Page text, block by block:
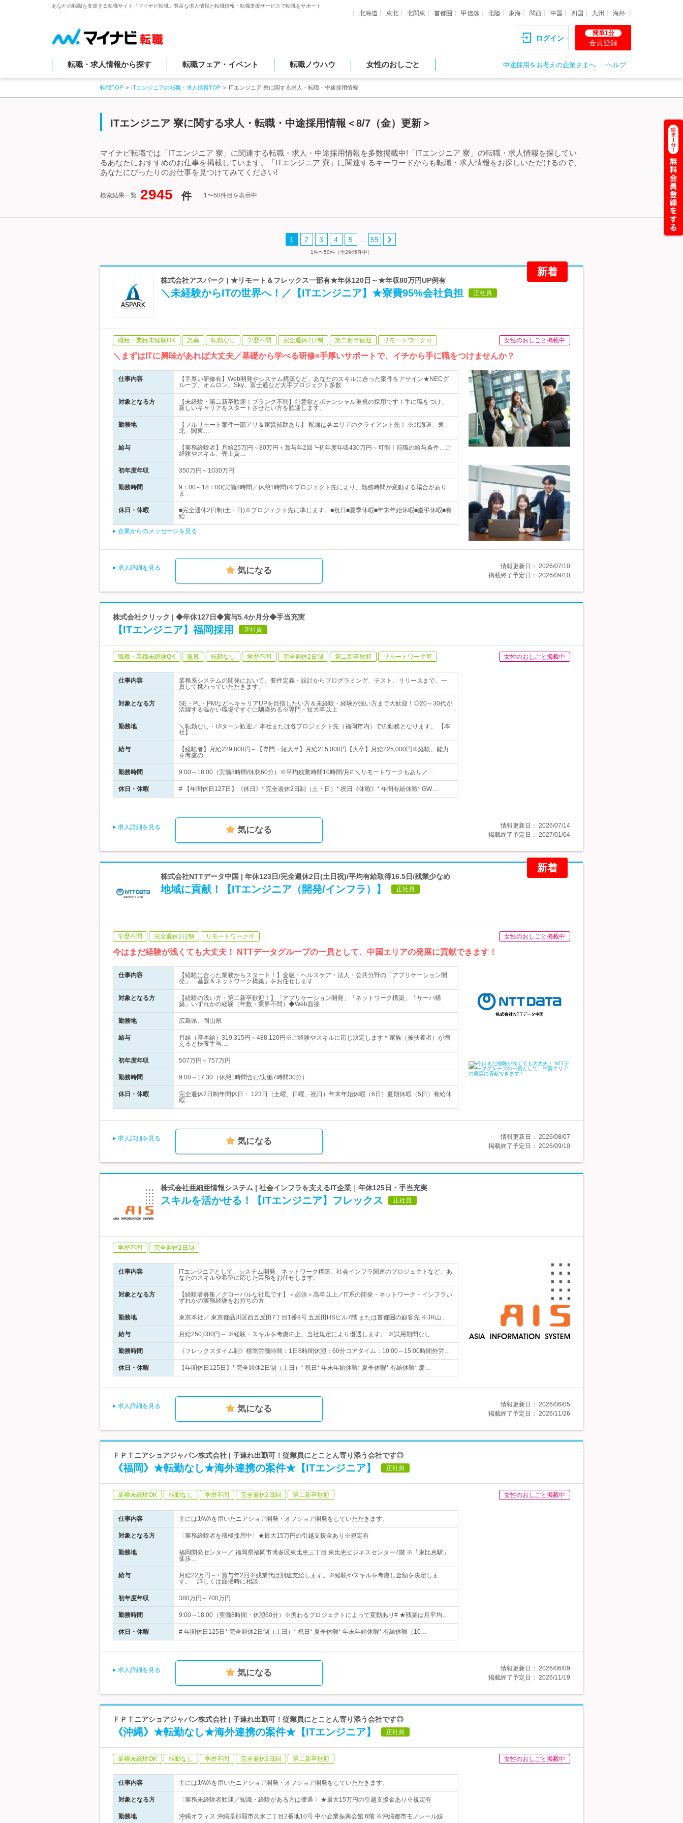
あなたの転職を支援する転職サイト「マイナビ転職」豊富な求人情報と転職情報・転職支援サービスで転職をサポート
北海道 東北 北関東 首都圏 甲信越 北陸 東海 関西 中国 四国 九州 海外
ログイン
簡単1分
会員登録
転職・求人情報から探す 転職フェア・イベント 転職ノウハウ 女性のおしごと 中途採用をお考えの企業さまへ ヘルプ
転職TOP ITエンジニアの転職・求人情報TOP ITエンジニア 寮に関する求人・転職・中途採用情報
ITエンジニア 寮に関する求人・転職・中途採用情報＜8/7（金）更新＞
マイナビ転職では「ITエンジニア 寮」に関連する転職・求人・中途採用情報を多数掲載中!「ITエンジニア 寮」の転職・求人情報を探してい
るあなたにおすすめのお仕事を掲載しています。「ITエンジニア 寮」に関連するキーワードからも転職・求人情報をお探しいただけるので、
あなたにぴったりのお仕事を見つけてみてください!
検索結果一覧 2945 件 1〜50件目を表示中
1 2 3 4 5 59
1件〜50件（全2945件中）
新着
株式会社アスパーク | ★リモート＆フレックス一部有★年休120日～★年収80万円UP例有
＼未経験からITの世界へ！／【ITエンジニア】★寮費95%会社負担 正社員
職種・業種未経験OK 急募 転勤なし 学歴不問 完全週休2日制 第二新卒歓迎 リモートワーク可 女性のおしごと掲載中
＼まずはITに興味があれば大丈夫／基礎から学べる研修×手厚いサポートで、イチから手に職をつけませんか？
仕事内容
【手厚い研修有】Web開発やシステム構築など、あなたのスキルに合った案件をアサイン★NECグ
ループ、オムロン、Sky、富士通など大手プロジェクト多数
対象となる方
【未経験・第二新卒歓迎！ブランク不問】◎意欲とポテンシャル重視の採用です！手に職をつけ、
新しいキャリアをスタートさせたい方を歓迎します。
勤務地
【フルリモート案件一部アリ＆家賃補助あり】 配属は各エリアのクライアント先！ ※北海道、東
北、関東…
給与
【実務経験者】月給25万円～80万円＋賞与年2回┗初年度年収430万円～可能！前職の給与条件、ご
経験やスキル、売上貢…
初年度年収 350万円～1030万円
勤務時間
9：00～18：00(実働8時間／休憩1時間)※プロジェクト先により、勤務時間が変動する場合があり
ま…
休日・休暇
■完全週休2日制(土・日)※プロジェクト先に準じます。■祝日■夏季休暇■年末年始休暇■慶弔休暇■有
給…
企業からのメッセージを見る
求人詳細を見る 気になる 情報更新日： 2026/07/10
掲載終了予定日： 2026/09/10
株式会社クリック | ◆年休127日◆賞与5.4か月分◆手当充実
【ITエンジニア】福岡採用 正社員
職種・業種未経験OK 急募 転勤なし 学歴不問 完全週休2日制 第二新卒歓迎 リモートワーク可 女性のおしごと掲載中
仕事内容
業務系システムの開発において、要件定義・設計からプログラミング、テスト、リリースまで、一
貫して携わっていただきます。
対象となる方
SE・PL・PMなどへキャリアUPを目指したい方＆未経験・経験が浅い方まで大歓迎！◎20～30代が
活躍する温かい職場ですぐに馴染める※専門・短大卒以上
勤務地
＼転勤なし・UIターン歓迎／ 本社または各プロジェクト先（福岡市内）での勤務となります。 【本
社】…
給与
【経験者】月給229,800円～【専門・短大卒】月給215,000円【大卒】月給225,000円※経験、能力
を考慮の…
勤務時間 9:00～18:00（実働8時間/休憩60分）※平均残業時間10時間/月# ＼リモートワークもあり／…
休日・休暇 # 【年間休日127日】《休日》* 完全週休2日制（土・日）* 祝日《休暇》* 年間有給休暇* GW…
求人詳細を見る 気になる 情報更新日： 2026/07/14
掲載終了予定日： 2027/01/04
新着
株式会社NTTデータ中国 | 年休123日/完全週休2日(土日祝)/平均有給取得16.5日/残業少なめ
地域に貢献！【ITエンジニア（開発/インフラ）】 正社員
学歴不問 完全週休2日制 リモートワーク可 女性のおしごと掲載中
今はまだ経験が浅くても大丈夫！ NTTデータグループの一員として、中国エリアの発展に貢献できます！
仕事内容
【経験に合った業務からスタート！】金融・ヘルスケア・法人・公共分野の「アプリケーション開
発」「基盤＆ネットワーク構築」をお任せします
対象となる方
【経験の浅い方・第二新卒歓迎！】「アプリケーション開発」「ネットワーク構築」「サーバ構
築」いずれかの経験（年数・業界不問）◆Web面接
勤務地 広島県、岡山県
給与
月給（基本給）319,315円～488,120円※ご経験やスキルに応じ決定します＊家族（被扶養者）が増
えると扶養手当…
初年度年収 507万円～757万円
勤務時間 9:00～17:30（休憩1時間含む/実働7時間30分）
休日・休暇
完全週休2日制年間休日： 123日（土曜、日曜、祝日）年末年始休暇（6日）夏期休暇（5日）有給休
暇 …
求人詳細を見る 気になる 情報更新日： 2026/08/07
掲載終了予定日： 2026/09/10
株式会社亜細亜情報システム | 社会インフラを支えるIT企業｜年休125日・手当充実
スキルを活かせる！【ITエンジニア】フレックス 正社員
学歴不問 完全週休2日制
仕事内容
ITエンジニアとして、システム開発、ネットワーク構築、社会インフラ関連のプロジェクトなど、あ
なたのスキルや希望に応じた業務をお任せします。
対象となる方
【経験者募集／グローバルな社風です】＜必須＞高卒以上／IT系の開発・ネットワーク・インフラい
ずれかの実務経験をお持ちの方
勤務地 東京本社／ 東京都品川区西五反田7丁目1番9号 五反田HSビル7階 または首都圏の顧客先 ※JR山…
給与 月給250,000円～ ※経験・スキルを考慮の上、当社規定により優遇します。 ※試用期間なし
勤務時間 《フレックスタイム制》標準労働時間：1日8時間休憩：60分コアタイム：10:00～15:00時間外労…
休日・休暇 【年間休日125日】* 完全週休2日制（土日）* 祝日* 年末年始休暇* 夏季休暇* 有給休暇* 慶…
求人詳細を見る 気になる 情報更新日： 2026/06/05
掲載終了予定日： 2026/11/26
ＦＰＴニアショアジャパン株式会社 | 子連れ出勤可！従業員にとことん寄り添う会社です◎
《福岡》★転勤なし★海外連携の案件★【ITエンジニア】 正社員
業種未経験OK 転勤なし 学歴不問 完全週休2日制 第二新卒歓迎 女性のおしごと掲載中
仕事内容 主にはJAVAを用いたニアショア開発・オフショア開発をしていただきます。
対象となる方 〈実務経験者を積極採用中〉★最大15万円の引越支援金あり※規定有
勤務地
福岡開発センター／ 福岡県福岡市博多区東比恵三丁目 東比恵ビジネスセンター7階 ※「東比恵駅」
徒歩…
給与
月給22万円～+ 賞与年2回※残業代は別途支給します。※経験やスキルを考慮し金額を決定しま
す。 詳しくは面接時に相談…
初年度年収 380万円～700万円
勤務時間 9:00～18:00（実働8時間・休憩60分）※携わるプロジェクトによって変動あり# ★残業は月平均…
休日・休暇 # 年間休日125日* 完全週休2日制（土日）* 祝日* 夏季休暇* 年末年始休暇* 有給休暇（10…
求人詳細を見る 気になる 情報更新日： 2026/06/09
掲載終了予定日： 2026/11/19
ＦＰＴニアショアジャパン株式会社 | 子連れ出勤可！従業員にとことん寄り添う会社です◎
《沖縄》★転勤なし★海外連携の案件★【ITエンジニア】 正社員
業種未経験OK 転勤なし 学歴不問 完全週休2日制 第二新卒歓迎 女性のおしごと掲載中
仕事内容 主にはJAVAを用いたニアショア開発・オフショア開発をしていただきます。
対象となる方 〈実務未経験者歓迎／知識・経験がある方は優遇 〉★最大15万円の引越支援金あり※規定有
勤務地
沖縄オフィス 沖縄県那覇市久米二丁目2番地10号 中小企業振興会館 6階 ※沖縄都市モノレール線